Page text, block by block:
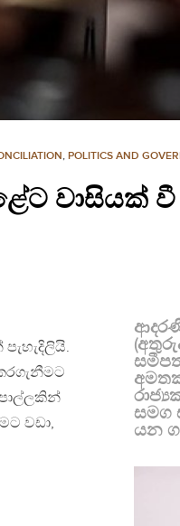
, POLITICS AND
වාසියක්
වඩා,
සමග
යන